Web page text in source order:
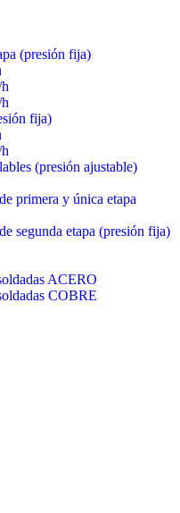
(presión fija)
fija)
(presión ajustable)
primera y única etapa
segunda etapa (presión fija)
ACERO
COBRE